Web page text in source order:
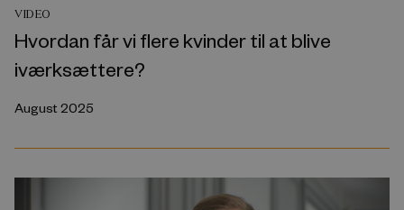
VIDEO
Hvordan får vi flere kvinder til at blive
iværksættere?
August 2025